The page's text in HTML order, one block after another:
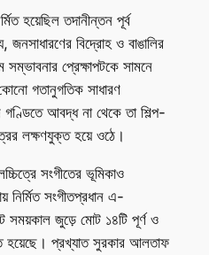
হয়েছিল তদানীন্তন পূর্ব
বিদ্রোহ ও বাঙালির
প্রেক্ষাপটকে সামনে
গতানুগতিক সাধারণ
গণ্ডিতে আবদ্ধ না থেকে তা শিল্প-
লক্ষণযুক্ত হয়ে ওঠে।
সংগীতের ভূমিকাও
নির্মিত সংগীতপ্রধান এ-
সময়কাল জুড়ে মোট ১৪টি পূর্ণ ও
হয়েছে। প্রখ্যাত সুরকার আলতাফ